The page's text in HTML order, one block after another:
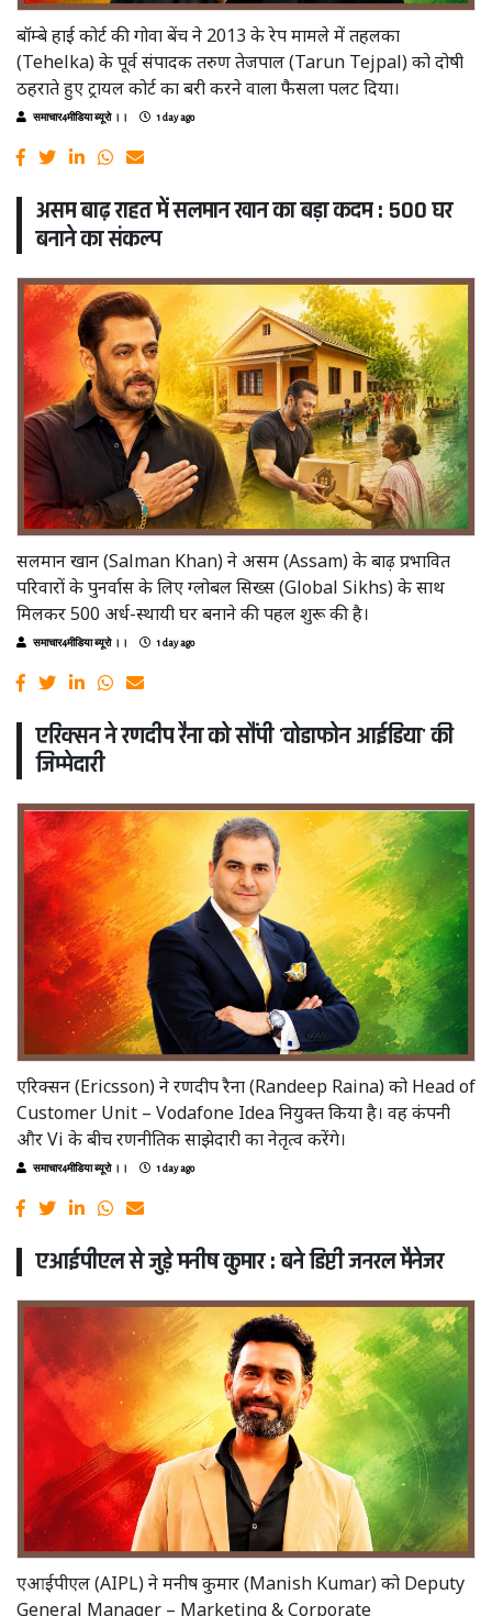
बॉम्बे हाई कोर्ट की गोवा बेंच ने 2013 के रेप मामले में तहलका
(Tehelka) के पूर्व संपादक तरुण तेजपाल (Tarun Tejpal) को दोषी
ठहराते हुए ट्रायल कोर्ट का बरी करने वाला फैसला पलट दिया।
समाचार4मीडिया ब्यूरो ।। 1 day ago
असम बाढ़ राहत में सलमान खान का बड़ा कदम : 500 घर
बनाने का संकल्प
सलमान खान (Salman Khan) ने असम (Assam) के बाढ़ प्रभावित
परिवारों के पुनर्वास के लिए ग्लोबल सिख्स (Global Sikhs) के साथ
मिलकर 500 अर्ध-स्थायी घर बनाने की पहल शुरू की है।
समाचार4मीडिया ब्यूरो ।। 1 day ago
एरिक्सन ने रणदीप रैना को सौंपी 'वोडाफोन आईडिया' की
जिम्मेदारी
एरिक्सन (Ericsson) ने रणदीप रैना (Randeep Raina) को Head of
Customer Unit – Vodafone Idea नियुक्त किया है। वह कंपनी
और Vi के बीच रणनीतिक साझेदारी का नेतृत्व करेंगे।
समाचार4मीडिया ब्यूरो ।। 1 day ago
एआईपीएल से जुड़े मनीष कुमार : बने डिप्टी जनरल मैनेजर
एआईपीएल (AIPL) ने मनीष कुमार (Manish Kumar) को Deputy
General Manager – Marketing & Corporate